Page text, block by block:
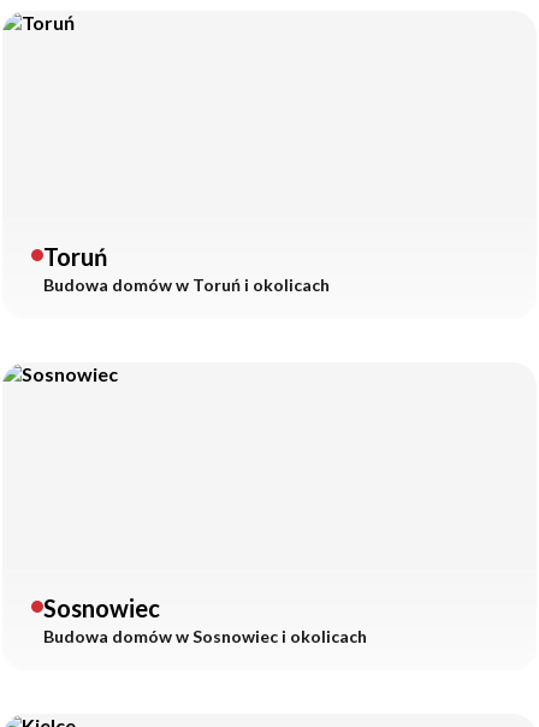
Toruń
Budowa domów w Toruń i okolicach
Sosnowiec
Budowa domów wSosnowiec i okolicach